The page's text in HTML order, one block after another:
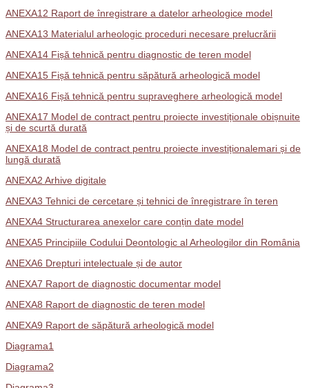
ANEXA12 Raport de înregistrare a datelor arheologice model
ANEXA13 Materialul arheologic proceduri necesare prelucrării
ANEXA14 Fișă tehnică pentru diagnostic de teren model
ANEXA15 Fișă tehnică pentru săpătură arheologică model
ANEXA16 Fișă tehnică pentru supraveghere arheologică model
ANEXA17 Model de contract pentru proiecte investiționale obișnuite
și de scurtă durată
ANEXA18 Model de contract pentru proiecte investiționalemari și de
lungă durată
ANEXA2 Arhive digitale
ANEXA3 Tehnici de cercetare și tehnici de înregistrare în teren
ANEXA4 Structurarea anexelor care conțin date model
ANEXA5 Principiile Codului Deontologic al Arheologilor din România
ANEXA6 Drepturi intelectuale și de autor
ANEXA7 Raport de diagnostic documentar model
ANEXA8 Raport de diagnostic de teren model
ANEXA9 Raport de săpătură arheologică model
Diagrama1
Diagrama2